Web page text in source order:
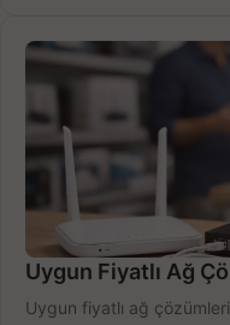
Uygun Fiyatlı Ağ
Uygun fiyatlı ağ